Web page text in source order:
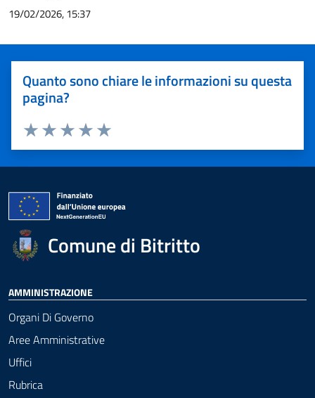
19/02/2026, 15:37
Quanto sono chiare le informazioni su questa
pagina?
Valuta 5 stelle su 5
Valuta 4 stelle su 5
Valuta 3 stelle su 5
Valuta 2 stelle su 5
Valuta 1 stelle su 5
Comune di Bitritto
AMMINISTRAZIONE
Organi Di Governo
Aree Amministrative
Uffici
Rubrica